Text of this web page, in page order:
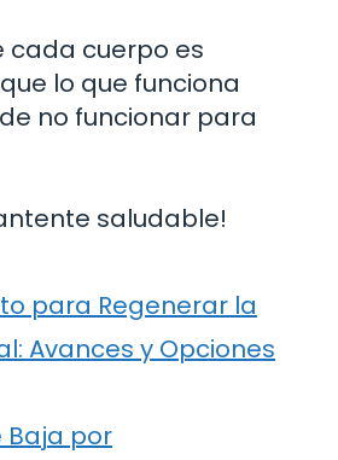
cada cuerpo es
lo que funciona
no funcionar para
saludable!
para Regenerar la
Avances y Opciones
Baja por